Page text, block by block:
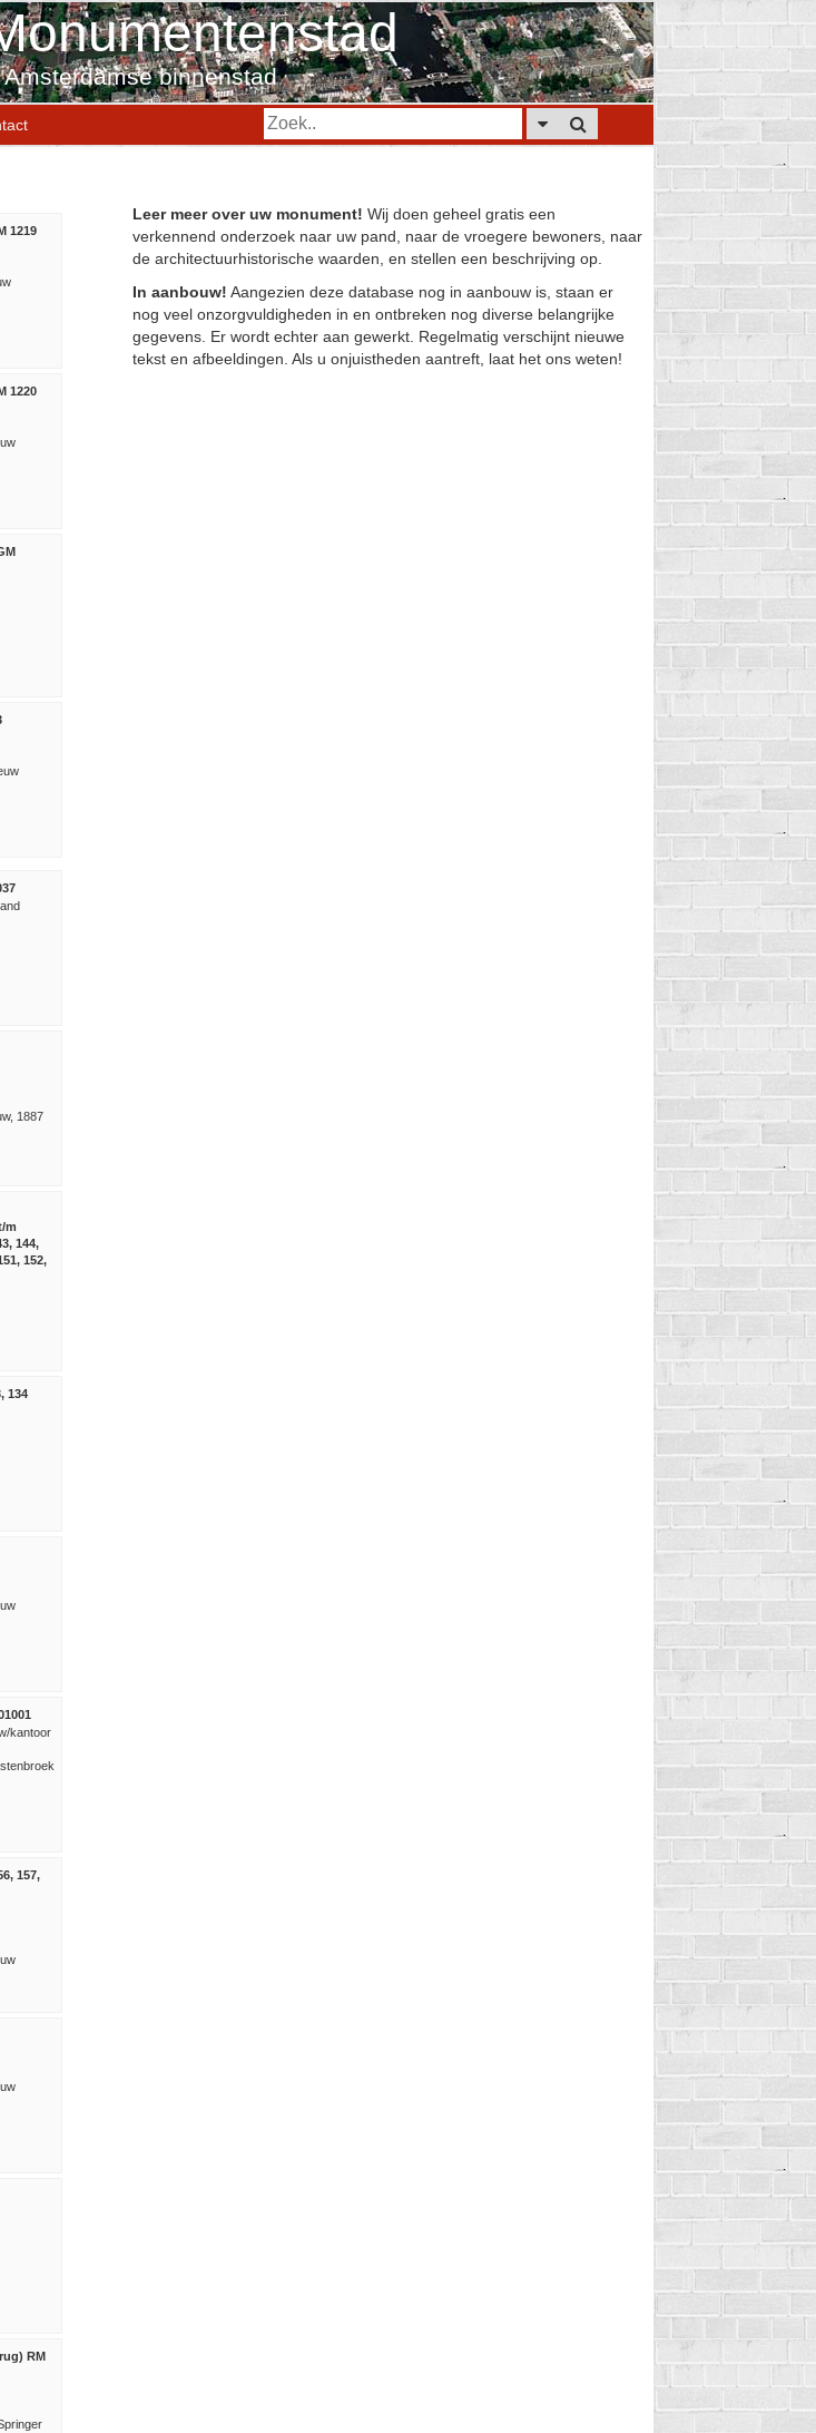
binnenstad
1219
1220
1887
m
144,
152,
134
kantoor
157,
RM
Leer meer over uw monument! Wij doen geheel gratis een
verkennend onderzoek naar uw pand, naar de vroegere bewoners, naar
de architectuurhistorische waarden, en stellen een beschrijving op.
In aanbouw! Aangezien deze database nog in aanbouw is, staan er
nog veel onzorgvuldigheden in en ontbreken nog diverse belangrijke
gegevens. Er wordt echter aan gewerkt. Regelmatig verschijnt nieuwe
tekst en afbeeldingen. Als u onjuistheden aantreft, laat het ons weten!